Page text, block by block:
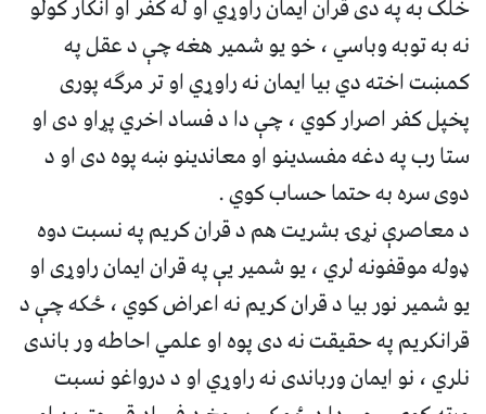
خلک به په دی قران ایمان راوړي او له کفر او انکار کولو
نه به توبه وباسي ، خو یو شمیر هغه چې د عقل په
کمښت اخته دي بیا ایمان نه راوړي او تر مرګه پوری
پخپل کفر اصرار کوي ، چې دا د فساد اخري پړاو دی او
ستا رب په دغه مفسدینو او معاندینو ښه پوه دی او د
دوی سره به حتما حساب کوي .
د معاصرې نړۍ بشریت هم د قران کریم په نسبت دوه
ډوله موقفونه لري ، یو شمیر یې په قران ایمان راوړی او
یو شمیر نور بیا د قران کریم نه اعراض کوي ، ځکه چې د
قرانکریم په حقیقت نه دی پوه او علمي احاطه ور باندی
نلري ، نو ایمان ورباندی نه راوړي او د درواغو نسبت